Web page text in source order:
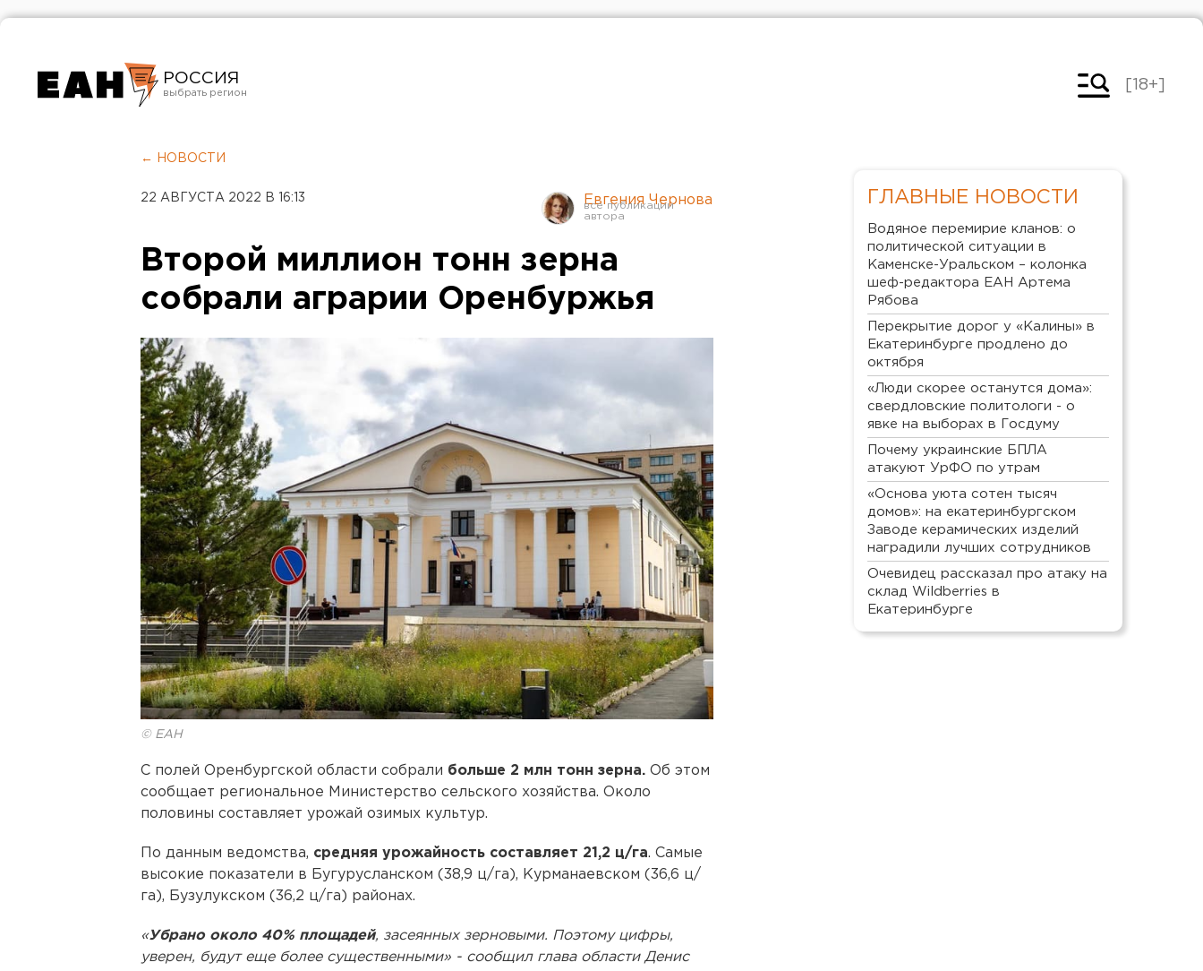
РОССИЯ
Челябинск
[18+]
← НОВОСТИ
22 АВГУСТА 2022 В 16:13 Евгения Чернова
Второй миллион тонн зерна
собрали аграрии Оренбуржья
© ЕАН
С полей Оренбургской области собрали больше 2 млн тонн зерна. Об этом
сообщает региональное Министерство сельского хозяйства. Около
половины составляет урожай озимых культур.
По данным ведомства, средняя урожайность составляет 21,2 ц/га. Самые
высокие показатели в Бугурусланском (38,9 ц/га), Курманаевском (36,6 ц/
га), Бузулукском (36,2 ц/га) районах.
«Убрано около 40% площадей, засеянных зерновыми. Поэтому цифры,
уверен, будут еще более существенными» - сообщил глава области Денис
ГЛАВНЫЕ НОВОСТИ
Водяное перемирие кланов: о
политической ситуации в
Каменске-Уральском – колонка
шеф-редактора ЕАН Артема
Рябова
Перекрытие дорог у «Калины» в
Екатеринбурге продлено до
октября
«Люди скорее останутся дома»:
свердловские политологи - о
явке на выборах в Госдуму
Почему украинские БПЛА
атакуют УрФО по утрам
«Основа уюта сотен тысяч
домов»: на екатеринбургском
Заводе керамических изделий
наградили лучших сотрудников
Очевидец рассказал про атаку на
склад Wildberries в
Екатеринбурге